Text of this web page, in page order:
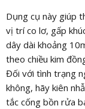
Dụng cụ này giúp
vị trí co lơ, gấp
dây dài khoảng
theo chiều kim
Đối với tình trạng
không, hãy kiên
tắc cống bồn rửa